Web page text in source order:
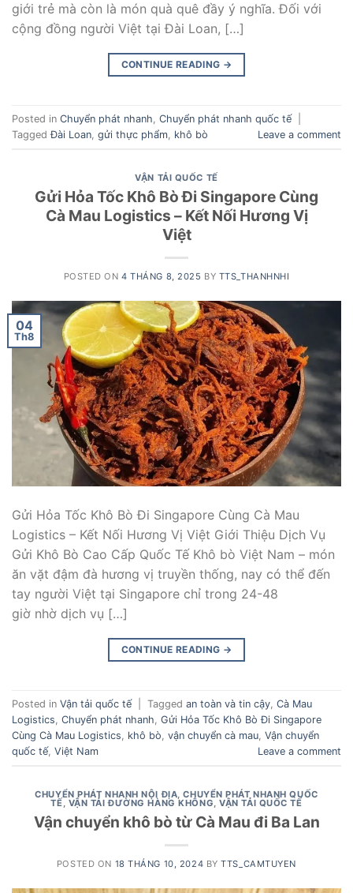
giới trẻ mà còn là món quà quê đầy ý nghĩa. Đối với
cộng đồng người Việt tại Đài Loan, […]
CONTINUE READING →
Posted in Chuyển phát nhanh Chuyển phát nhanh quốc tế
TaggedĐài Loan gửi thực phẩm khô bò Leave a comment
VẬN TẢI QUỐC TẾ
Gửi Hỏa Tốc Khô Bò Đi Singapore Cùng
Cà Mau Logistics – Kết Nối Hương Vị
Việt
POSTED ON4 THÁNG 8, 2025 BY TTS_THANHNHI
04
Th8
Gửi Hỏa Tốc Khô Bò Đi Singapore Cùng Cà Mau
Logistics – Kết Nối Hương Vị Việt Giới Thiệu Dịch Vụ
Gửi Khô Bò Cao Cấp Quốc Tế Khô bò Việt Nam – món
ăn vặt đậm đà hương vị truyền thống, nay có thể đến
tay người Việt tại Singapore chỉ trong 24-48
giờ nhờ dịch vụ […]
CONTINUE READING →
Posted in Vận tải quốc tế Tagged an toàn và tin cậy Cà Mau
Logistics Chuyển phát nhanh Gửi Hỏa Tốc Khô Bò Đi Singapore
Cùng Cà Mau Logistics
khô bò vận chuyển cà mau Vận chuyển
quốc tế, Việt Nam Leave a comment
CHUYỂN PHÁT NHANH NỘI ĐỊA,CHUYỂN PHÁT NHANH QUỐC
TẾ, VẬN TẢI ĐƯỜNG HÀNG KHÔNG,VẬN TẢI QUỐC TẾ
Vận chuyển khô bò từ Cà Mau đi Ba Lan
POSTED ON 18 THÁNG 10, 2024 BYTTS_CAMTUYEN